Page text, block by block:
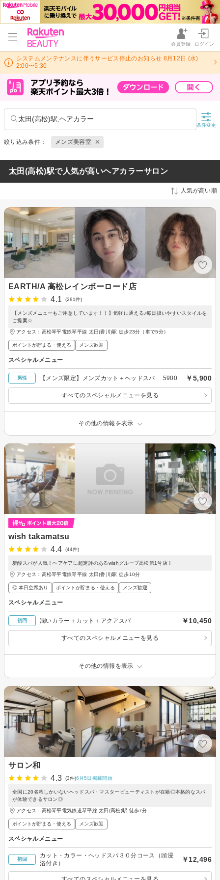
会員登録 ログイン
システムメンテナンスに伴うサービス停止のお知らせ 8月12日 (水)
2:00〜5:30
太田(高松)駅,ヘアカラー
条件変更
絞り込み条件： メンズ美容室
太田(高松)駅で人気が高いヘアカラーサロン
人気が高い順
EARTH/A 高松レインボーロード店
4.1
(291件)
【メンズメニューもご用意しています！！】気軽に通える♪毎日扱いやすいスタイルを
ご提案☆
アクセス：高松琴平電鉄琴平線 太田(香川)駅 徒歩23分（車で5分）
ポイントが貯まる・使える メンズ歓迎
スペシャルメニュー
男性 【メンズ限定】メンズカット＋ヘッドスパ 5900 ￥5,900
すべてのスペシャルメニューを見る
その他の情報を表示
wish takamatsu
4.4
(44件)
炭酸スパが人気！ヘアケアに超定評のあるwishグループ高松第1号店！
アクセス：高松琴平電鉄琴平線 太田(香川)駅 徒歩10分
◎ 本日空席あり ポイントが貯まる・使える メンズ歓迎
スペシャルメニュー
初回 潤いカラー＋カット＋アクアスパ ￥10,450
すべてのスペシャルメニューを見る
その他の情報を表示
サロン和
4.3
(3件)6月5日掲載開始
全国に20名程しかいないヘッドスパ・マスタービューティストが在籍◎本格的なスパ
が体験できるサロン◎
アクセス：高松琴平電気鉄道琴平線 太田(高松)駅 徒歩7分
ポイントが貯まる・使える メンズ歓迎
スペシャルメニュー
初回
カット・カラー・ヘッドスパ３０分コース（頭浸
浴付き）
￥12,496